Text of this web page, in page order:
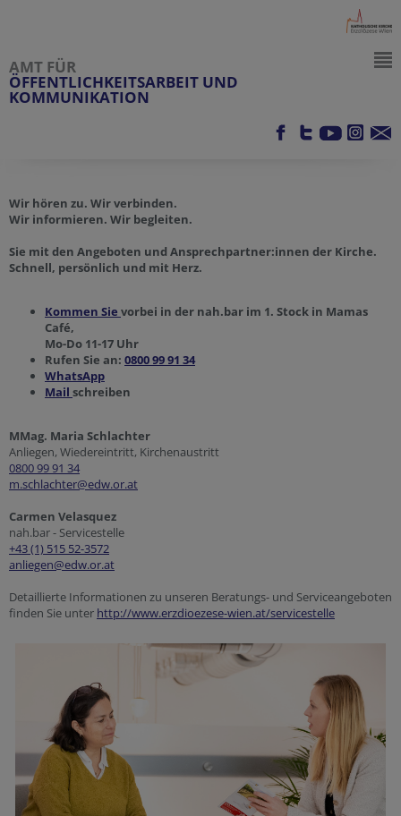
AMT FÜR
ÖFFENTLICHKEITSARBEIT UND
KOMMUNIKATION
Wir hören zu. Wir verbinden.
Wir informieren. Wir begleiten.
Sie mit den Angeboten und Ansprechpartner:innen der Kirche.
Schnell, persönlich und mit Herz.
Kommen Sie vorbei in der nah.bar im 1. Stock in Mamas
Café,
Mo-Do 11-17 Uhr
Rufen Sie an: 0800 99 91 34
WhatsApp
Mail schreiben
MMag. Maria Schlachter
Anliegen, Wiedereintritt, Kirchenaustritt
0800 99 91 34
m.schlachter@edw.or.at
Carmen Velasquez
nah.bar - Servicestelle
+43 (1) 515 52-3572
anliegen@edw.or.at
Detaillierte Informationen zu unseren Beratungs- und Serviceangeboten
finden Sie unter http://www.erzdioezese-wien.at/servicestelle